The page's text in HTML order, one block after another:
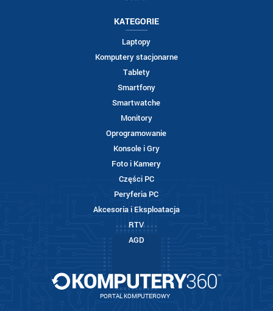
KATEGORIE
Laptopy
Komputery stacjonarne
Tablety
Smartfony
Smartwatche
Monitory
Oprogramowanie
Konsole i Gry
Foto i Kamery
Części PC
Peryferia PC
Akcesoria i Eksploatacja
RTV
AGD
PORTAL KOMPUTEROWY